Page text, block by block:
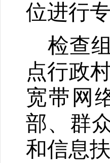
位进行
检查
点行政
宽带网
部、群
和信息